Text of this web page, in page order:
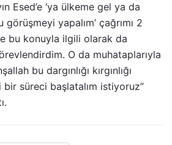
Esed’e ‘ya ülkeme gel ya da
yapalım’ çağrımı 2
bu konuyla ilgili olarak da
O da muhataplarıyla
bu dargınlığı kırgınlığı
süreci başlatalım istiyoruz”